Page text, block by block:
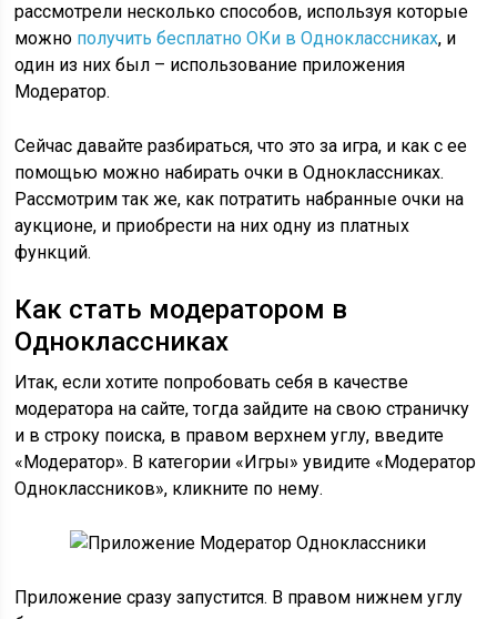
рассмотрели несколько способов, используя которые
можно получить бесплатно ОКи в Одноклассниках, и
один из них был – использование приложения
Модератор.
Сейчас давайте разбираться, что это за игра, и как с ее
помощью можно набирать очки в Одноклассниках.
Рассмотрим так же, как потратить набранные очки на
аукционе, и приобрести на них одну из платных
функций.
Как стать модератором в
Одноклассниках
Итак, если хотите попробовать себя в качестве
модератора на сайте, тогда зайдите на свою страничку
и в строку поиска, в правом верхнем углу, введите
«Модератор». В категории «Игры» увидите «Модератор
Одноклассников», кликните по нему.
Приложение сразу запустится. В правом нижнем углу